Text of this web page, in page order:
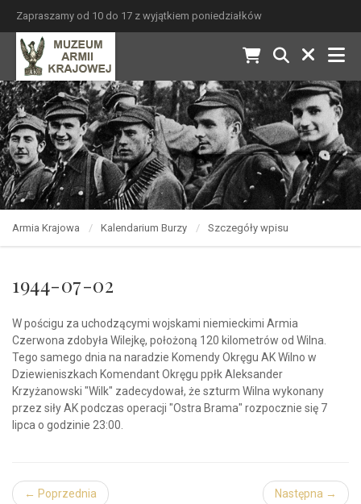
Zapraszamy od 10 do 17 z wyjątkiem poniedziałków
Armia Krajowa Kalendarium Burzy Szczegóły wpisu
1944-07-02
W pościgu za uchodzącymi wojskami niemieckimi Armia
Czerwona zdobyła Wilejkę, położoną 120 kilometrów od Wilna.
Tego samego dnia na naradzie Komendy Okręgu AK Wilno w
Dziewieniszkach Komendant Okręgu ppłk Aleksander
Krzyżanowski "Wilk" zadecydował, że szturm Wilna wykonany
przez siły AK podczas operacji "Ostra Brama" rozpocznie się 7
lipca o godzinie 23:00.
← Poprzednia Następna →